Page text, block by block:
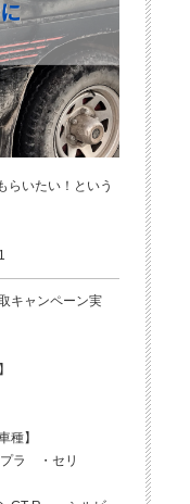
らいたい！という
キャンペーン実
種】
ラ ・セリ